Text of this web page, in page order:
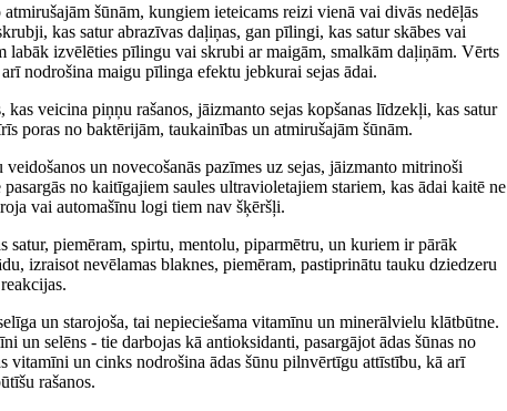
šūnām, kungiem ieteicams reizi vienā vai divās nedēļās
kas satur abrazīvas daļiņas, gan pīlingi, kas satur skābes vai
labāk izvēlēties pīlingu vai skrubi ar maigām, smalkām daļiņām. Vērts
nodrošina maigu pīlinga efektu jebkurai sejas ādai.
kas veicina piņņu rašanos, jāizmanto sejas kopšanas līdzekļi, kas satur
poras no baktērijām, taukainības un atmirušajām šūnām.
un novecošanās pazīmes uz sejas, jāizmanto mitrinoši
no kaitīgajiem saules ultravioletajiem stariem, kas ādai kaitē ne
vai automašīnu logi tiem nav šķēršļi.
satur, piemēram, spirtu, mentolu, piparmētru, un kuriem ir pārāk
izraisot nevēlamas blaknes, piemēram, pastiprinātu tauku dziedzeru
un starojoša, tai nepieciešama vitamīnu un minerālvielu klātbūtne.
un selēns - tie darbojas kā antioksidanti, pasargājot ādas šūnas no
vitamīni un cinks nodrošina ādas šūnu pilnvērtīgu attīstību, kā arī
rašanos.